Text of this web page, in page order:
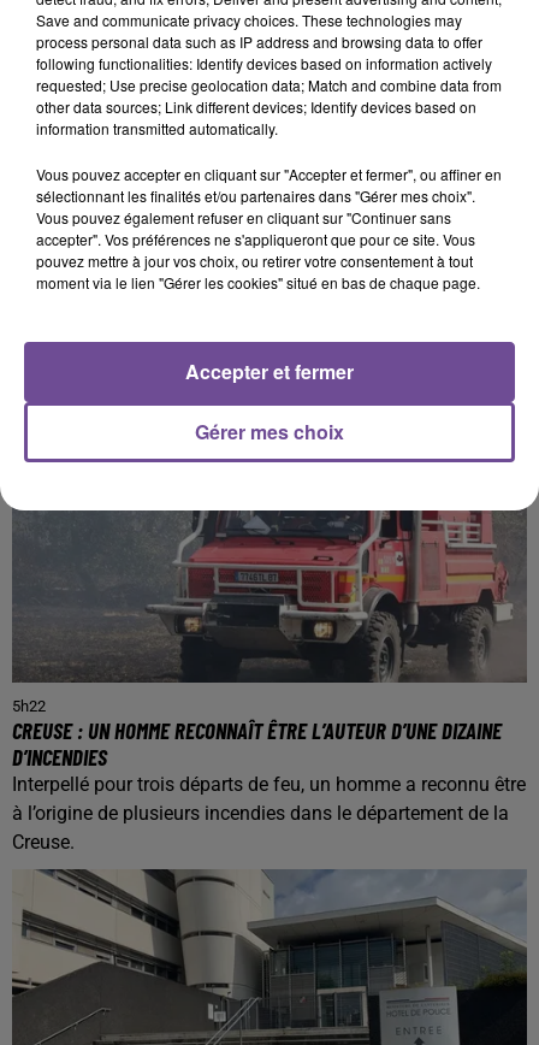
dépôt de cookies que vous avez exprimé. Si vous
souhaitez l'afficher, merci de nous donner votre accord
en cliquant sur le bouton ci-dessous.
Afficher l'élément
5h22
CREUSE : UN HOMME RECONNAÎT ÊTRE L’AUTEUR D’UNE DIZAINE
D’INCENDIES
Interpellé pour trois départs de feu, un homme a reconnu être
à l’origine de plusieurs incendies dans le département de la
Creuse.
Save and communicate privacy choices. These technologies may
process personal data such as IP address and browsing data to offer
following functionalities: Identify devices based on information actively
requested; Use precise geolocation data; Match and combine data from
other data sources; Link different devices; Identify devices based on
information transmitted automatically.
Vous pouvez accepter en cliquant sur "Accepter et fermer", ou affiner en
sélectionnant les finalités et/ou partenaires dans "Gérer mes choix".
Vous pouvez également refuser en cliquant sur "Continuer sans
accepter". Vos préférences ne s'appliqueront que pour ce site. Vous
pouvez mettre à jour vos choix, ou retirer votre consentement à tout
moment via le lien "Gérer les cookies" situé en bas de chaque page.
Gérer mes choix
Accepter et fermer